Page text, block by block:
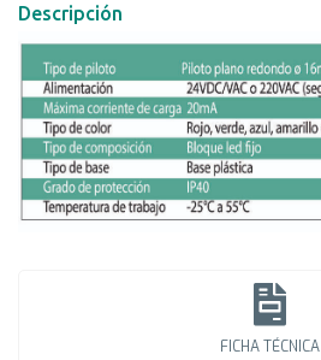
Descripción
FICHA TÉCNICA